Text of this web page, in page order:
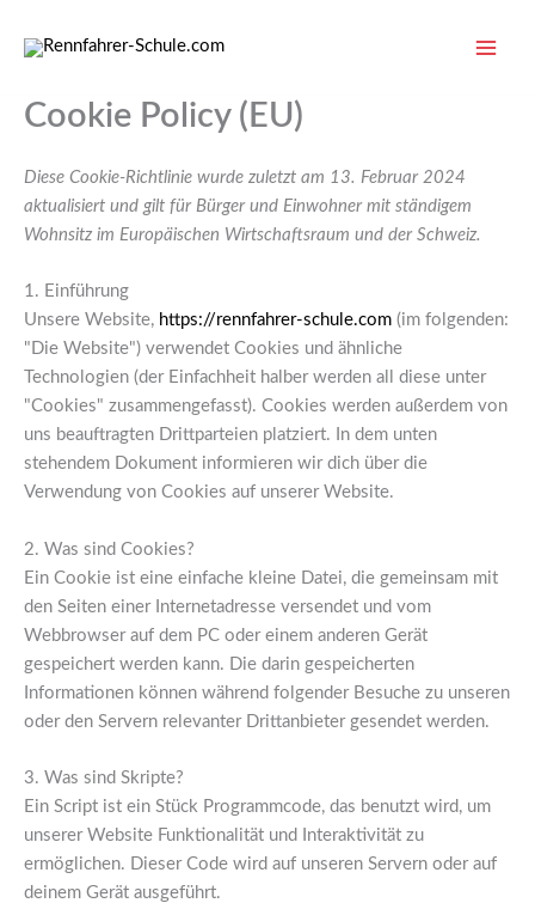
Inhalt
Cookie Policy (EU)
Diese Cookie-Richtlinie wurde zuletzt am 13. Februar 2024
aktualisiert und gilt für Bürger und Einwohner mit ständigem
Wohnsitz im Europäischen Wirtschaftsraum und der Schweiz.
1. Einführung
Unsere Website, https://rennfahrer-schule.com (im folgenden:
"Die Website") verwendet Cookies und ähnliche
Technologien (der Einfachheit halber werden all diese unter
"Cookies" zusammengefasst). Cookies werden außerdem von
uns beauftragten Drittparteien platziert. In dem unten
stehendem Dokument informieren wir dich über die
Verwendung von Cookies auf unserer Website.
2. Was sind Cookies?
Ein Cookie ist eine einfache kleine Datei, die gemeinsam mit
den Seiten einer Internetadresse versendet und vom
Webbrowser auf dem PC oder einem anderen Gerät
gespeichert werden kann. Die darin gespeicherten
Informationen können während folgender Besuche zu unseren
oder den Servern relevanter Drittanbieter gesendet werden.
3. Was sind Skripte?
Ein Script ist ein Stück Programmcode, das benutzt wird, um
unserer Website Funktionalität und Interaktivität zu
ermöglichen. Dieser Code wird auf unseren Servern oder auf
deinem Gerät ausgeführt.
to
service
to
service
to
service
to
service
to
service